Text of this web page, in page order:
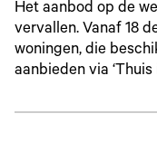
Het aanbod op de
vervallen. Vanaf 18
woningen, die
aanbieden via